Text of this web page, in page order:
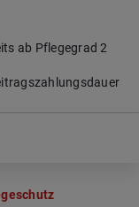
ab Pfle­ge­grad 2